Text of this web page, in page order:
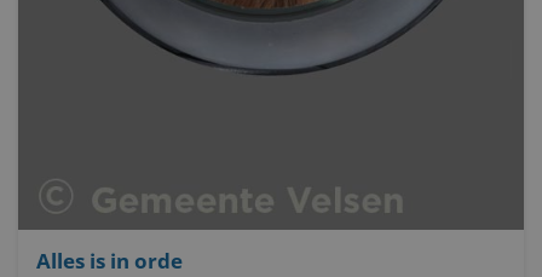
Alles is in orde